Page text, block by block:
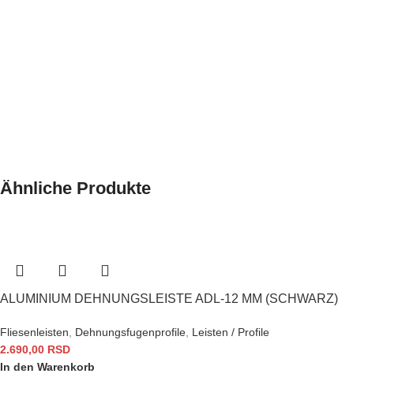
Ähnliche Produkte
ALUMINIUM DEHNUNGSLEISTE ADL-12 MM (SCHWARZ)
Fliesenleisten Dehnungsfugenprofile Leisten / Profile
2.690,00 RSD
In den Warenkorb